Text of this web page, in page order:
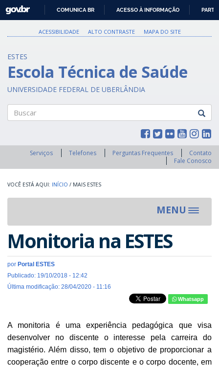
PARA
O
GOVBR
COMUNICA BR ACESSO À INFORMAÇÃO
ACESSIBILIDADE ALTO CONTRASTE MAPA DO SITE
ESTES
Escola Técnica de Saúde
UNIVERSIDADE FEDERAL DE UBERLÂNDIA
Serviços Telefones Perguntas Frequentes
Contato
Fale Conosco
INÍCIO / MAIS ESTES
MENU
Toggle
Monitoria na ESTES
por Portal ESTES
Publicado: 19/10/2018 - 12:42
Última modificação: 28/04/2020 - 11:16
Whatsapp
A monitoria é uma experiência pedagógica que visa
desenvolver no discente o interesse pela carreira do
magistério. Além disso, tem o objetivo de proporcionar a
cooperação entre o corpo discente e o corpo docente, em